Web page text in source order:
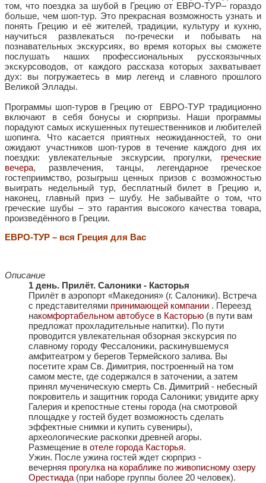
том, что поездка за шубой в Грецию от ЕВРО-ТУР– гораздо
больше, чем шоп-тур. Это прекрасная возможность узнать и
понять Грецию и её жителей, традиции, культуру и кухню,
научиться развлекаться по-гречески и побывать на
познавательных экскурсиях, во время которых вы сможете
послушать наших профессиональных русскоязычных
экскурсоводов, от каждого рассказа которых захватывает
дух: вы погружаетесь в мир легенд и славного прошлого
Великой Эллады.
Программы шоп-туров в Грецию от ЕВРО-ТУР традиционно
включают в себя бонусы и сюрпризы. Наши программы
порадуют самых искушенных путешественников и любителей
шопинга. Что касается приятных неожиданностей, то они
ожидают участников шоп-туров в течение каждого дня их
поездки: увлекательные экскурсии, прогулки, греческие
вечера, развлечения, танцы, легендарное греческое
гостеприимство, розыгрыш ценных призов с возможностью
выиграть недельный тур, бесплатный билет в Грецию и,
наконец, главный приз – шубу. Не забывайте о том, что
греческие шубы – это гарантия высокого качества товара,
произведённого в Греции.
ЕВРО-ТУР – вся Греция для Вас
Описание
1 день. Прилёт. Салоники - Касторья
Прилёт в аэропорт «Македония» (г. Салоники). Встреча
с представителями принимающей компании . Переезд
накомфортабельном автобусе в Касторью (в пути вам
предложат прохладительные напитки). По пути
проводится увлекательная обзорная экскурсия по
славному городу Фессалоники, раскинувшемуся
амфитеатром у берегов Термейского залива. Вы
посетите храм Св. Димитрия, построенный на том
самом месте, где содержался в заточении, а затем
принял мученическую смерть Св. Димитрий - небесный
покровитель и защитник города Салоники; увидите арку
Галерия и крепостные стены города (на смотровой
площадке у гостей будет возможность сделать
эффектные снимки и купить сувениры),
археологические раскопки древней агоры.
Размещение в отеле города Касторья.
Ужин. После ужина гостей ждет сюрприз -
вечерняя прогулка на кораблике по живописному озеру
Орестиада (при наборе группы более 20 человек).